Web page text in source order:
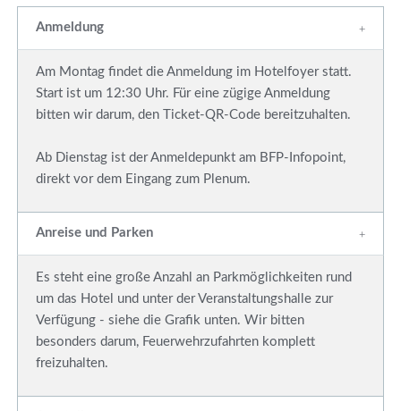
Anmeldung
Am Montag findet die Anmeldung im Hotelfoyer statt.
Start ist um 12:30 Uhr. Für eine zügige Anmeldung
bitten wir darum, den Ticket-QR-Code bereitzuhalten.
Ab Dienstag ist der Anmeldepunkt am BFP-Infopoint,
direkt vor dem Eingang zum Plenum.
Anreise und Parken
Es steht eine große Anzahl an Parkmöglichkeiten rund
um das Hotel und unter der Veranstaltungshalle zur
Verfügung - siehe die Grafik unten. Wir bitten
besonders darum, Feuerwehrzufahrten komplett
freizuhalten.